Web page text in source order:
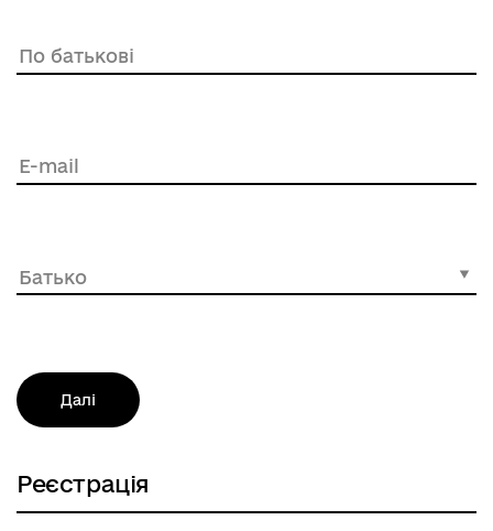
По батькові
E-mail
Далі
Реєстрація